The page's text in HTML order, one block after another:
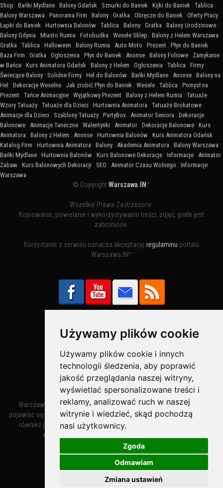
Używamy plików cookie
Używamy plików cookie i innych
technologii śledzenia, aby poprawić
jakość przeglądania naszej witryny,
wyświetlać spersonalizowane treści i
reklamy, analizować ruch w naszej
witrynie i wiedzieć, skąd pochodzą
nasi użytkownicy.
Zgoda
Odmawiam
Zmiana ustawień
Shop : Bańki Mydlane : Balony Gdańsk : Sznurki do Baniek : Kijki do Baniek : Tablica :
Balony Warszawa : Panorama Firm : Balony : Gratka : Obręcze do Baniek : Oferty Pracy :
Łapki do Baniek : Hurtownia Balonów : Tablica : Balony : Gratka : Balony Urodzinowe :
Balony Gdynia : Miasto Rumia : Fotobudka : Wesele Sklep : Balony z Helem Warszawa :
Gratka : Tablica : Halloween : Balony Rumia : Auto Moto : Prezent : Płyn do Baniek :
Baza Firm : Gratka : Ogłoszenia : Płyn do Baniek : Anonse : Balony Foliowe : Zamykanie
w Bańce : Kurs Animatora Gdańsk : Balony z Helem : Ogłoszenia : Tablica : Firmy :
Świecące Balony : Solidne Firmy : Hel do Balonów : Bańki Mydlane : Anonse : Balony na
Hel : Dekoracje Weselne : Jak zrobić Płyn do Baniek : Wesele : Tablica : Pomysł na
Prezent : Tańce Animacyjne : Wyjątkowy Prezent : Balony z Helem Rumia : Tatuaże :
Wzory Tatuaży : Tatuaże dla Dzieci : Hurtownia Animatora : Tatuaże Brokatowe :
Animacje dla Dzieci : Szablony Tatuaży : PartyBox : Animator Seniora : Dekoracje
Balonowe : Animacje Taneczne : Walentynki : Animator : Dekoracje Balonowe : Kurs
Animatora : Balony z Helem : Anonse : Hurtownia Balonów : Kurs Animatora Gdańsk :
Katalog Firm : Hurtownia Animatora : Balony : Akademia Animatora : Balony Warszawa :
Bańki Mydlane : Hurtownia Balonów : Kurs Balonowe Dekoracje : Informacje : Animator
Zabaw : Kurs Balonowych Dekoracji : SEO : Animator Czasu Wolnego : Informacje
Warszawa
© CopyrightWarszawa.IN ™
Wszelkie Prawa Zastrzeżone.
Kopiowanie, powielanie i wykorzystywanie treści, zdjęć, grafik jest
zabronione.
Korzystanie z serwisu oznacza akceptację regulaminu portalu
Warszawa.IN™
Bezpieczne Płatności obsługuje:
Warszawa – miasto stołeczne Warszawa. Nazwa miasta zaczęła
pojawiać się w dokumentach w XIV wieku jako Warszewa, a od XV wieku
również jako Warszowa. Zmiana nazwy na Warszawa w XV wieku
wynikała z mazowieckiej wymowy dialektycznej.